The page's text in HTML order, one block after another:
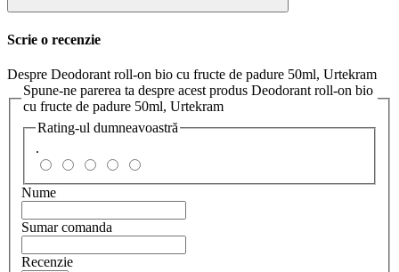
Scrie o recenzie
Despre Deodorant roll-on bio cu fructe de padure 50ml, Urtekram
Spune-ne parerea ta despre acest produs Deodorant roll-on bio
cu fructe de padure 50ml, Urtekram
Rating-ul dumneavoastră
.
Nume
Sumar comanda
Recenzie